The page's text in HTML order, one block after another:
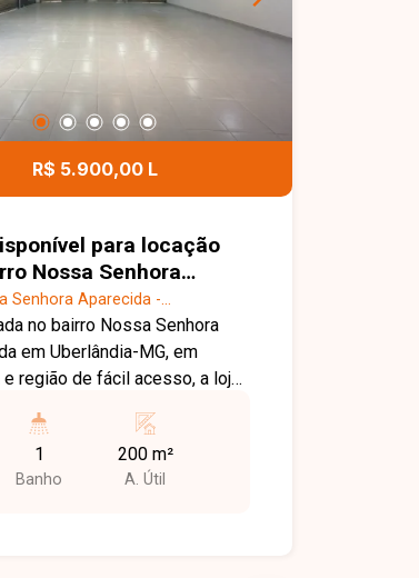
R$ 5.900,00 L
para locação
Nossa Senhora
em Uberlândia-MG.
Senhora Aparecida -
MG
no bairro Nossa Senhora
em Uberlândia-MG, em
e região de fácil acesso, a loja
e fluxo de pessoas, ideal
tipos de comércio. O
possui
1
Banho
200 m²
A. Útil